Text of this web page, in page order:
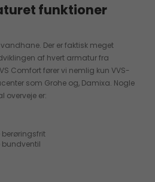
funktioner
Der er faktisk meget
af hvert armatur fra
Comfort fører vi nemlig kun VVS-
som Grohe og, Damixa. Nogle
overveje er: